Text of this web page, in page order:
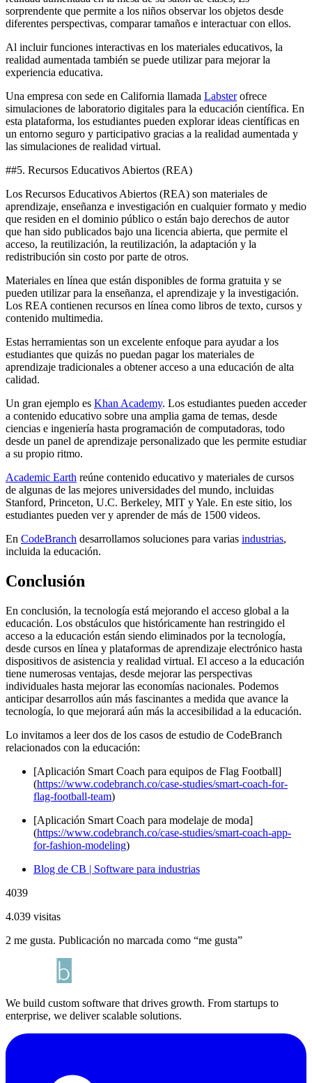
sorprendente que permite a los niños observar los objetos desde
diferentes perspectivas, comparar tamaños e interactuar con ellos.
Al incluir funciones interactivas en los materiales educativos, la
realidad aumentada también se puede utilizar para mejorar la
experiencia educativa.
Una empresa con sede en California llamada Labsterofrece
simulaciones de laboratorio digitales para la educación científica. En
esta plataforma, los estudiantes pueden explorar ideas científicas en
un entorno seguro y participativo gracias a la realidad aumentada y
las simulaciones de realidad virtual.
##5. Recursos Educativos Abiertos (REA)
Los Recursos Educativos Abiertos (REA) son materiales de
aprendizaje, enseñanza e investigación en cualquier formato y medio
que residen en el dominio público o están bajo derechos de autor
que han sido publicados bajo una licencia abierta, que permite el
acceso, la reutilización, la reutilización, la adaptación y la
redistribución sin costo por parte de otros.
Materiales en línea que están disponibles de forma gratuita y se
pueden utilizar para la enseñanza, el aprendizaje y la investigación.
Los REA contienen recursos en línea como libros de texto, cursos y
contenido multimedia.
Estas herramientas son un excelente enfoque para ayudar a los
estudiantes que quizás no puedan pagar los materiales de
aprendizaje tradicionales a obtener acceso a una educación de alta
calidad.
Un gran ejemplo es Khan Academy. Los estudiantes pueden acceder
a contenido educativo sobre una amplia gama de temas, desde
ciencias e ingeniería hasta programación de computadoras, todo
desde un panel de aprendizaje personalizado que les permite estudiar
a su propio ritmo.
Academic Earth reúne contenido educativo y materiales de cursos
de algunas de las mejores universidades del mundo, incluidas
Stanford, Princeton, U.C. Berkeley, MIT y Yale. En este sitio, los
estudiantes pueden ver y aprender de más de 1500 videos.
En CodeBranch desarrollamos soluciones para varias industrias,
incluida la educación.
Conclusión
En conclusión, la tecnología está mejorando el acceso global a la
educación. Los obstáculos que históricamente han restringido el
acceso a la educación están siendo eliminados por la tecnología,
desde cursos en línea y plataformas de aprendizaje electrónico hasta
dispositivos de asistencia y realidad virtual. El acceso a la educación
tiene numerosas ventajas, desde mejorar las perspectivas
individuales hasta mejorar las economías nacionales. Podemos
anticipar desarrollos aún más fascinantes a medida que avance la
tecnología, lo que mejorará aún más la accesibilidad a la educación.
Lo invitamos a leer dos de los casos de estudio de CodeBranch
relacionados con la educación:
[Aplicación Smart Coach para equipos de Flag Football]
(https://www.codebranch.co/case-studies/smart-coach-for-
flag-football-team)
[Aplicación Smart Coach para modelaje de moda]
(https://www.codebranch.co/case-studies/smart-coach-app-
for-fashion-modeling)
Blog de CB | Software para industrias
4039
4.039 visitas
2 me gusta. Publicación no marcada como “me gusta”
We build custom software that drives growth. From startups to
enterprise, we deliver scalable solutions.